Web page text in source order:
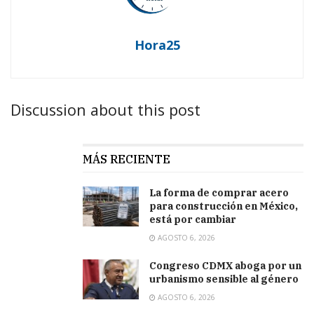
Hora25
Discussion about this post
MÁS RECIENTE
La forma de comprar acero
para construcción en México,
está por cambiar
AGOSTO 6, 2026
Congreso CDMX aboga por un
urbanismo sensible al género
AGOSTO 6, 2026